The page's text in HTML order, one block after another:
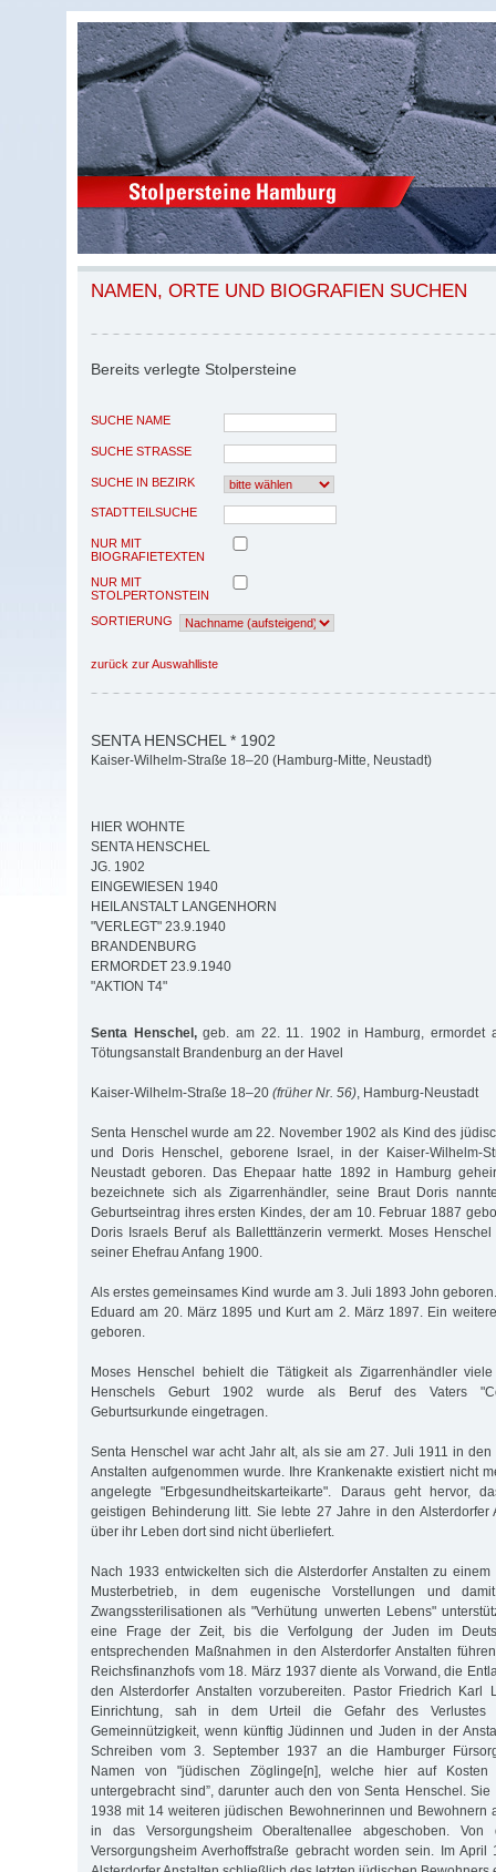
NAMEN, ORTE UND BIOGRAFIEN SUCHEN
Bereits verlegte Stolpersteine
SUCHE NAME
SUCHE STRASSE
SUCHE IN BEZIRK
STADTTEILSUCHE
NUR MIT
BIOGRAFIETEXTEN
NUR MIT
STOLPERTONSTEIN
SORTIERUNG
zurück zur Auswahlliste
SENTA HENSCHEL * 1902
Kaiser-Wilhelm-Straße 18–20 (Hamburg-Mitte, Neustadt)
HIER WOHNTE
SENTA HENSCHEL
JG. 1902
EINGEWIESEN 1940
HEILANSTALT LANGENHORN
"VERLEGT" 23.9.1940
BRANDENBURG
ERMORDET 23.9.1940
"AKTION T4"
Senta Henschel,geb. am 22. 11. 1902 in Hamburg, ermordet
Tötungsanstalt Brandenburg an der Havel
Kaiser-Wilhelm-Straße 18–20 (früher Nr. 56), Hamburg-Neustadt
Senta Henschel wurde am 22. November 1902 als Kind des
und Doris Henschel, geborene Israel, in der Kaiser-Wilhelm-
Neustadt geboren. Das Ehepaar hatte 1892 in Hamburg
bezeichnete sich als Zigarrenhändler, seine Braut Doris
Geburtseintrag ihres ersten Kindes, der am 10. Februar 1887
Doris Israels Beruf als Balletttänzerin vermerkt. Moses
seiner Ehefrau Anfang 1900.
Als erstes gemeinsames Kind wurde am 3. Juli 1893 John
Eduard am 20. März 1895 und Kurt am 2. März 1897. Ein
geboren.
Moses Henschel behielt die Tätigkeit als Zigarrenhändler
Henschels Geburt 1902 wurde als Beruf des Vaters
Geburtsurkunde eingetragen.
Senta Henschel war acht Jahr alt, als sie am 27. Juli 1911 in den
Anstalten aufgenommen wurde. Ihre Krankenakte existiert nicht
angelegte "Erbgesundheitskarteikarte". Daraus geht hervor,
geistigen Behinderung litt. Sie lebte 27 Jahre in den Alsterdorfer
über ihr Leben dort sind nicht überliefert.
Nach 1933 entwickelten sich die Alsterdorfer Anstalten zu
Musterbetrieb, in dem eugenische Vorstellungen und
Zwangssterilisationen als "Verhütung unwerten Lebens"
eine Frage der Zeit, bis die Verfolgung der Juden im
entsprechenden Maßnahmen in den Alsterdorfer Anstalten
Reichsfinanzhofs vom 18. März 1937 diente als Vorwand, die
den Alsterdorfer Anstalten vorzubereiten. Pastor Friedrich Karl
Einrichtung, sah in dem Urteil die Gefahr des Verlustes
Gemeinnützigkeit, wenn künftig Jüdinnen und Juden in der
Schreiben vom 3. September 1937 an die Hamburger
Namen von "jüdischen Zöglinge[n], welche hier auf Kosten
untergebracht sind”, darunter auch den von Senta Henschel.
1938 mit 14 weiteren jüdischen Bewohnerinnen und Bewohnern
in das Versorgungsheim Oberaltenallee abgeschoben.
Versorgungsheim Averhoffstraße gebracht worden sein. Im